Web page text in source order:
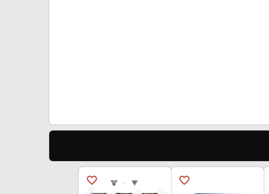
favorite_border
favorite_border